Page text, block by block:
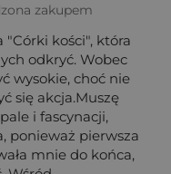
zakupem
"Córki kości", która
odkryć. Wobec
wysokie, choć nie
się akcja.Muszę
i fascynacji,
ponieważ pierwsza
mnie do końca,